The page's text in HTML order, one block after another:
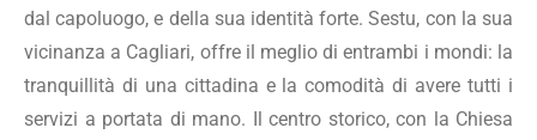
dal capoluogo, e della sua identità forte. Sestu, con la sua
vicinanza a Cagliari, offre il meglio di entrambi i mondi: la
tranquillità di una cittadina e la comodità di avere tutti i
servizi a portata di mano. Il centro storico, con la Chiesa